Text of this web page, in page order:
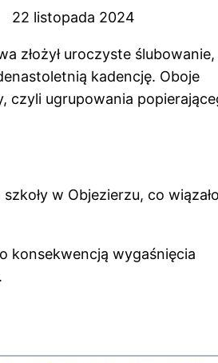
22 listopada 2024
złożył uroczyste ślubowanie,
kadencję. Oboje
czyli ugrupowania
w Objezierzu, co
konsekwencją wygaśnięcia